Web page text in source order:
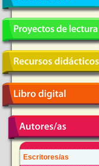
Escritores/as